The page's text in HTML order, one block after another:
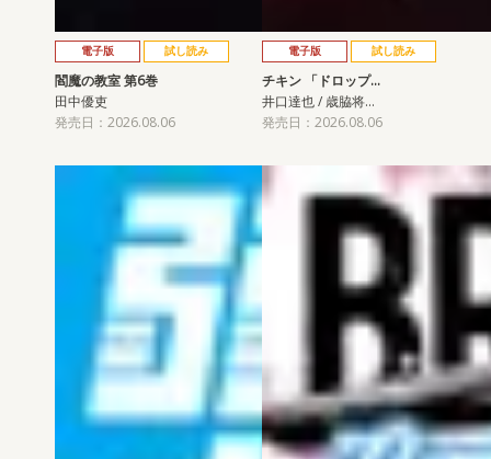
電子版 試し読み
閻魔の教室 第6巻
田中優吏
発売日：2026.08.06
電子版 試し読み
チキン 「ドロップ…
井口達也 / 歳脇将…
発売日：2026.08.06